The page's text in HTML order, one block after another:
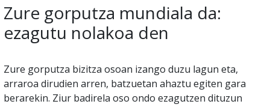
Zure gorputza mundiala da:
ezagutu nolakoa den
Zure gorputza bizitza osoan izango duzu lagun eta,
arraroa dirudien arren, batzuetan ahaztu egiten gara
berarekin. Ziur badirela oso ondo ezagutzen dituzun